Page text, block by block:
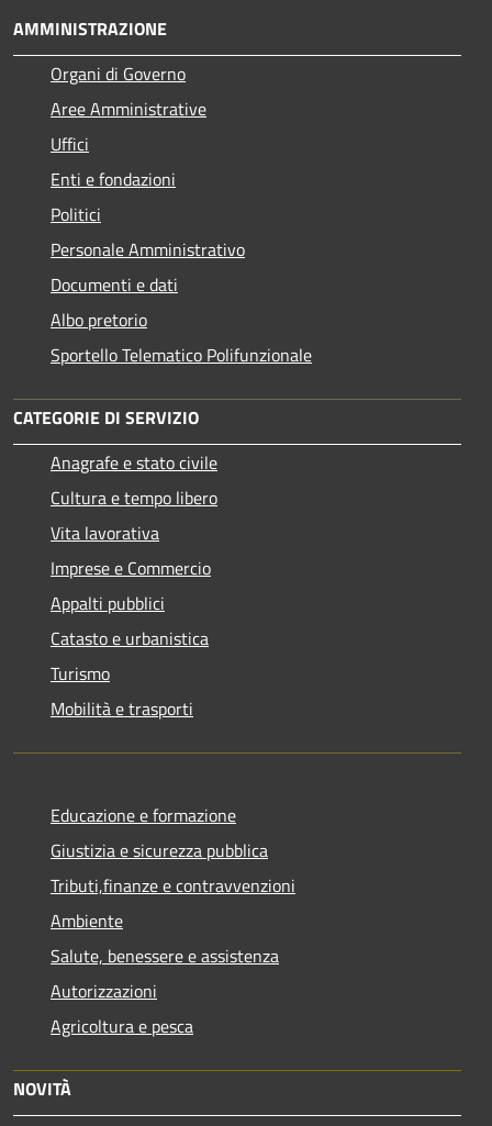
AMMINISTRAZIONE
Organi di Governo
Aree Amministrative
Uffici
Enti e fondazioni
Politici
Personale Amministrativo
Documenti e dati
Albo pretorio
Sportello Telematico Polifunzionale
CATEGORIE DI SERVIZIO
Anagrafe e stato civile
Cultura e tempo libero
Vita lavorativa
Imprese e Commercio
Appalti pubblici
Catasto e urbanistica
Turismo
Mobilità e trasporti
Educazione e formazione
Giustizia e sicurezza pubblica
Tributi,finanze e contravvenzioni
Ambiente
Salute, benessere e assistenza
Autorizzazioni
Agricoltura e pesca
NOVITÀ